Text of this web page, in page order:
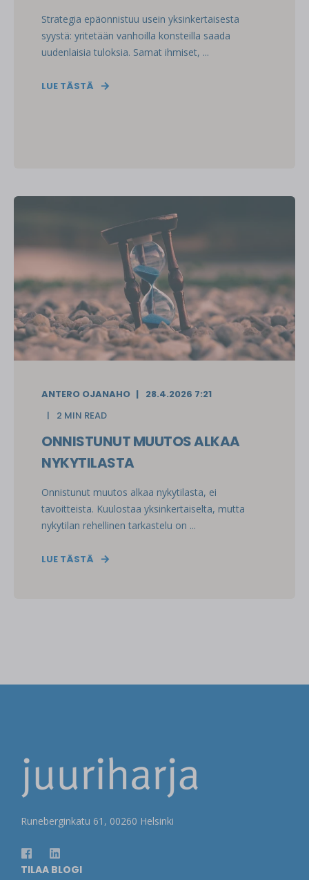
Strategia epäonnistuu usein yksinkertaisesta
syystä: yritetään vanhoilla konsteilla saada
uudenlaisia tuloksia. Samat ihmiset, ...
LUE TÄSTÄ
ANTERO OJANAHO
28.4.2026 7:21
2 MIN READ
ONNISTUNUT MUUTOS ALKAA
NYKYTILASTA
Onnistunut muutos alkaa nykytilasta, ei
tavoitteista. Kuulostaa yksinkertaiselta, mutta
nykytilan rehellinen tarkastelu on ...
LUE TÄSTÄ
Runeberginkatu 61, 00260 Helsinki
TILAA BLOGI